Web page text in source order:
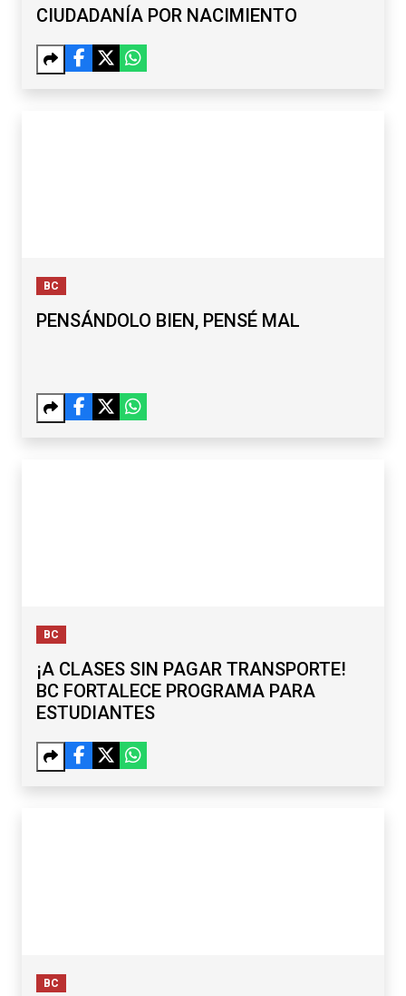
CIUDADANÍA POR NACIMIENTO
BC
PENSÁNDOLO BIEN, PENSÉ MAL
BC
¡A CLASES SIN PAGAR TRANSPORTE!
BC FORTALECE PROGRAMA PARA
ESTUDIANTES
BC